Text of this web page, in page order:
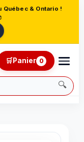
Québec & Ontario !
🔍
🛒Panier 0